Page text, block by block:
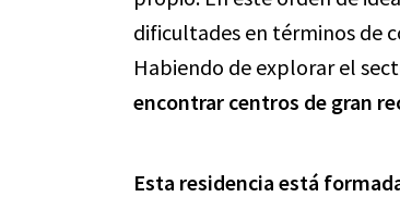
dificultades en términos de
Habiendo de explorar el
encontrar centros de gran
Esta residencia está